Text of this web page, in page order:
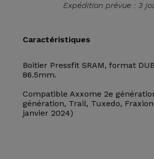
Expédition prévue : 3
Caractéristiques
Boitier Pressfit SRAM, format
86.5mm.
Compatible Axxome 2e
génération, Trail, Tuxedo,
janvier 2024)